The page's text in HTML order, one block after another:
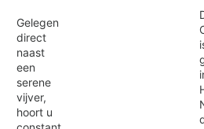
Gelegen
direct
naast
een
serene
vijver,
hoort u